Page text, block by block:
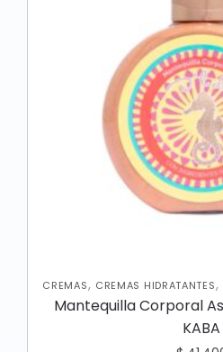
CREMAS, CREMAS HIDRATANTES,
CARE
Mantequilla Corporal
KABA